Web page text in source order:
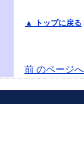
▲ トップに戻る
前 のページへ